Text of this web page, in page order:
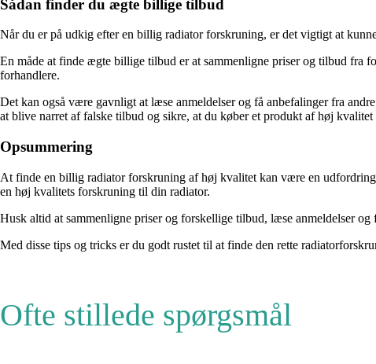
Sådan finder du ægte billige tilbud
Når du er på udkig efter en billig radiator forskruning, er det vigtigt at
En måde at finde ægte billige tilbud er at sammenligne priser og tilbud fra
forhandlere.
Det kan også være gavnligt at læse anmeldelser og få anbefalinger fra
at blive narret af falske tilbud og sikre, at du køber et produkt af høj
Opsummering
At finde en billig radiator forskruning af høj kvalitet kan være en
en høj kvalitets forskruning til din radiator.
Husk altid at sammenligne priser og forskellige tilbud, læse anmeldelser
Med disse tips og tricks er du godt rustet til at finde den rette
Ofte stillede spørgsmål